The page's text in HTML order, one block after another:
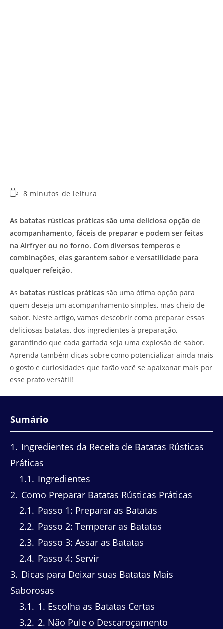
Tempo8 minutos de leitura
As batatas rústicas práticas são uma deliciosa opção de
acompanhamento, fáceis de preparar e podem ser feitas
na Airfryer ou no forno. Com diversos temperos e
combinações, elas garantem sabor e versatilidade para
qualquer refeição.
As batatas rústicas práticas são uma ótima opção para
quem deseja um acompanhamento simples, mas cheio de
sabor. Neste artigo, vamos descobrir como preparar essas
deliciosas batatas, dos ingredientes à preparação,
garantindo que cada garfada seja uma explosão de sabor.
Aprenda também dicas sobre como potencializar ainda mais
o gosto e curiosidades que farão você se apaixonar mais por
esse prato versátil!
Sumário
1
Ingredientes da Receita de Batatas Rústicas
Práticas
1.1
Ingredientes
2 Como Preparar Batatas Rústicas Práticas
2.1
Passo 1: Preparar as Batatas
2.2 Passo 2: Temperar as Batatas
2.3 Passo 3: Assar as Batatas
2.4 Passo 4: Servir
3 Dicas para Deixar suas Batatas Mais
Saborosas
3.1
1. Escolha as Batatas Certas
3.2 2. Não Pule o Descaroçamento